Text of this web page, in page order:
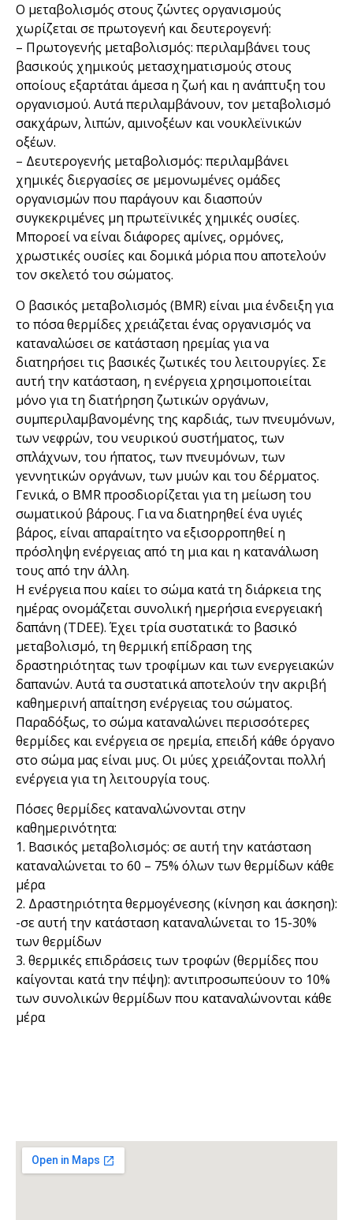
Ο μεταβολισμός στους ζώντες οργανισμούς
χωρίζεται σε πρωτογενή και δευτερογενή:
– Πρωτογενής μεταβολισμός: περιλαμβάνει τους
βασικούς χημικούς μετασχηματισμούς στους
οποίους εξαρτάται άμεσα η ζωή και η ανάπτυξη του
οργανισμού. Αυτά περιλαμβάνουν, τον μεταβολισμό
σακχάρων, λιπών, αμινοξέων και νουκλεϊνικών
οξέων.
– Δευτερογενής μεταβολισμός: περιλαμβάνει
χημικές διεργασίες σε μεμονωμένες ομάδες
οργανισμών που παράγουν και διασπούν
συγκεκριμένες μη πρωτεϊνικές χημικές ουσίες.
Μποροεί να είναι διάφορες αμίνες, ορμόνες,
χρωστικές ουσίες και δομικά μόρια που αποτελούν
τον σκελετό του σώματος.
Ο βασικός μεταβολισμός (BMR) είναι μια ένδειξη για
το πόσα θερμίδες χρειάζεται ένας οργανισμός να
καταναλώσει σε κατάσταση ηρεμίας για να
διατηρήσει τις βασικές ζωτικές του λειτουργίες. Σε
αυτή την κατάσταση, η ενέργεια χρησιμοποιείται
μόνο για τη διατήρηση ζωτικών οργάνων,
συμπεριλαμβανομένης της καρδιάς, των πνευμόνων,
των νεφρών, του νευρικού συστήματος, των
σπλάχνων, του ήπατος, των πνευμόνων, των
γεννητικών οργάνων, των μυών και του δέρματος.
Γενικά, ο BMR προσδιορίζεται για τη μείωση του
σωματικού βάρους. Για να διατηρηθεί ένα υγιές
βάρος, είναι απαραίτητο να εξισορροπηθεί η
πρόσληψη ενέργειας από τη μια και η κατανάλωση
τους από την άλλη.
Η ενέργεια που καίει το σώμα κατά τη διάρκεια της
ημέρας ονομάζεται συνολική ημερήσια ενεργειακή
δαπάνη (TDEE). Έχει τρία συστατικά: το βασικό
μεταβολισμό, τη θερμική επίδραση της
δραστηριότητας των τροφίμων και των ενεργειακών
δαπανών. Αυτά τα συστατικά αποτελούν την ακριβή
καθημερινή απαίτηση ενέργειας του σώματος.
Παραδόξως, το σώμα καταναλώνει περισσότερες
θερμίδες και ενέργεια σε ηρεμία, επειδή κάθε όργανο
στο σώμα μας είναι μυς. Οι μύες χρειάζονται πολλή
ενέργεια για τη λειτουργία τους.
Πόσες θερμίδες καταναλώνονται στην
καθημερινότητα:
1. Βασικός μεταβολισμός: σε αυτή την κατάσταση
καταναλώνεται το 60 – 75% όλων των θερμίδων κάθε
μέρα
2. Δραστηριότητα θερμογένεσης (κίνηση και άσκηση):
-σε αυτή την κατάσταση καταναλώνεται το 15-30%
των θερμίδων
3. θερμικές επιδράσεις των τροφών (θερμίδες που
καίγονται κατά την πέψη): αντιπροσωπεύουν το 10%
των συνολικών θερμίδων που καταναλώνονται κάθε
μέρα